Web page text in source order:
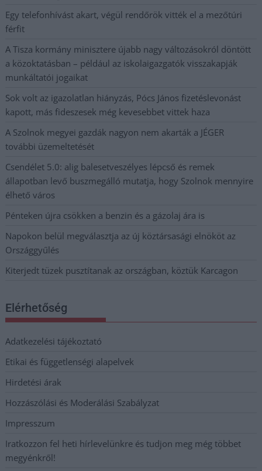
Egy telefonhívást akart, végül rendőrök vitték el a mezőtúri
férfit
A Tisza kormány minisztere újabb nagy változásokról döntött
a közoktatásban – például az iskolaigazgatók visszakapják
munkáltatói jogaikat
Sok volt az igazolatlan hiányzás, Pócs János fizetéslevonást
kapott, más fideszesek még kevesebbet vittek haza
A Szolnok megyei gazdák nagyon nem akarták a JÉGER
további üzemeltetését
Csendélet 5.0: alig balesetveszélyes lépcső és remek
állapotban levő buszmegálló mutatja, hogy Szolnok mennyire
élhető város
Pénteken újra csökken a benzin és a gázolaj ára is
Napokon belül megválasztja az új köztársasági elnököt az
Országgyűlés
Kiterjedt tüzek pusztítanak az országban, köztük Karcagon
Elérhetőség
Adatkezelési tájékoztató
Etikai és függetlenségi alapelvek
Hirdetési árak
Hozzászólási és Moderálási Szabályzat
Impresszum
Iratkozzon fel heti hírlevelünkre és tudjon meg még többet
megyénkről!